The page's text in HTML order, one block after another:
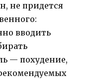
не придется
вводить
— похудение,